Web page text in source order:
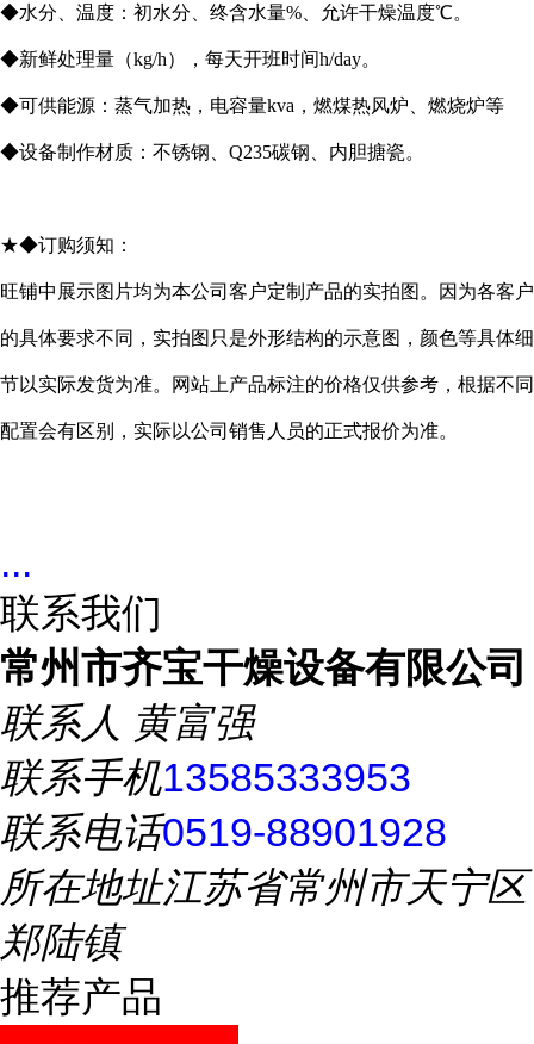
◆水分、温度：初水分、终含水量%、允许干燥温度℃。
◆新鲜处理量（kg/h），每天开班时间h/day。
◆可供能源：蒸气加热，电容量kva，燃煤热风炉、燃烧炉等
◆设备制作材质：不锈钢、Q235碳钢、内胆搪瓷。
★◆订购须知：
旺铺中展示图片均为本公司客户定制产品的实拍图。因为各客户
的具体要求不同，实拍图只是外形结构的示意图，颜色等具体细
节以实际发货为准。网站上产品标注的价格仅供参考，根据不同
配置会有区别，实际以公司销售人员的正式报价为准。
...
联系我们
常州市齐宝干燥设备有限公司
联系人 黄富强
联系手机13585333953
联系电话0519-88901928
所在地址江苏省常州市天宁区
郑陆镇
推荐产品